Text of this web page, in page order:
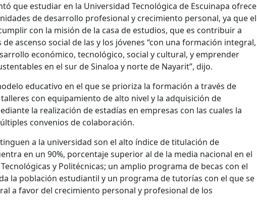
que estudiar en la Universidad Tecnológica de Escuinapa ofrece
de desarrollo profesional y crecimiento personal, ya que el
con la misión de la casa de estudios, que es contribuir a
ascenso social de las y los jóvenes “con una formación integral,
económico, tecnológico, social y cultural, y emprender
en el sur de Sinaloa y norte de Nayarit”, dijo.
educativo en el que se prioriza la formación a través de
con equipamiento de alto nivel y la adquisición de
la realización de estadías en empresas con las cuales la
convenios de colaboración.
a la universidad son el alto índice de titulación de
en un 90%, porcentaje superior al de la media nacional en el
y Politécnicas; un amplio programa de becas con el
la población estudiantil y un programa de tutorías con el que se
a favor del crecimiento personal y profesional de los